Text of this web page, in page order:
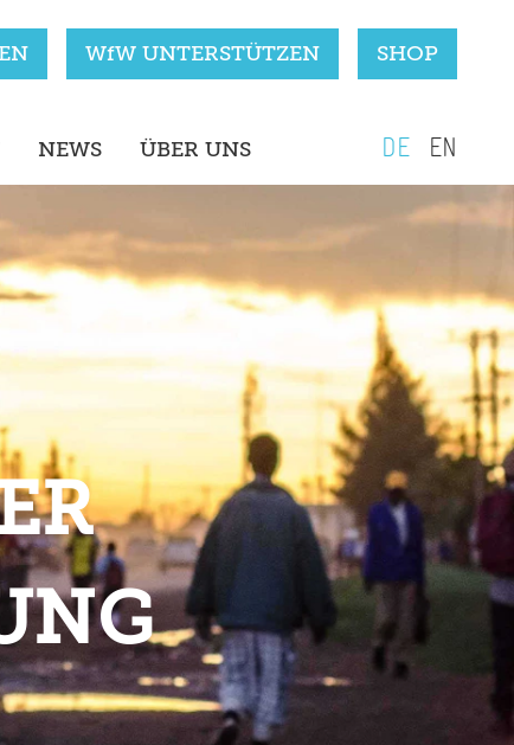
WfW UNTERSTÜTZEN SHOP
NEWS ÜBER UNS DE EN